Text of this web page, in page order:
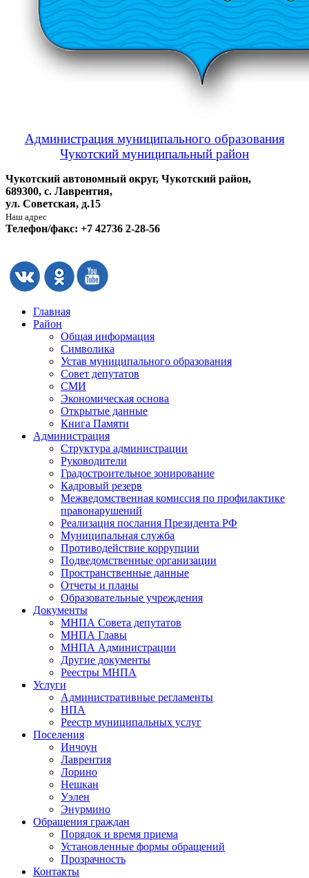
Администрация муниципального образования
Чукотский муниципальный район
Чукотский автономный округ, Чукотский район,
689300, с. Лаврентия,
ул. Советская, д.15
Наш адрес
Телефон/факс: +7 42736 2-28-56
Главная
Район
Общая информация
Символика
Устав муниципального образования
Совет депутатов
СМИ
Экономическая основа
Открытые данные
Книга Памяти
Администрация
Структура администрации
Руководители
Градостроительное зонирование
Кадровый резерв
Межведомственная комиссия по профилактике
правонарушений
Реализация послания Президента РФ
Муниципальная служба
Противодействие коррупции
Подведомственные организации
Пространственные данные
Отчеты и планы
Образовательные учреждения
Документы
МНПА Совета депутатов
МНПА Главы
МНПА Администрации
Другие документы
Реестры МНПА
Услуги
Административные регламенты
НПА
Реестр муниципальных услуг
Поселения
Инчоун
Лаврентия
Лорино
Нешкан
Уэлен
Энурмино
Обращения граждан
Порядок и время приема
Установленные формы обращений
Прозрачность
Контакты